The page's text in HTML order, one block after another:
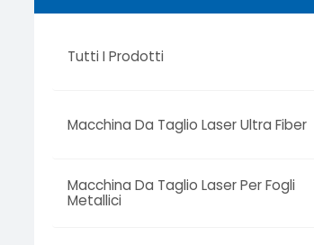
Tutti I Prodotti
Macchina Da Taglio Laser Ultra Fiber
Macchina Da Taglio Laser Per Fogli
Metallici